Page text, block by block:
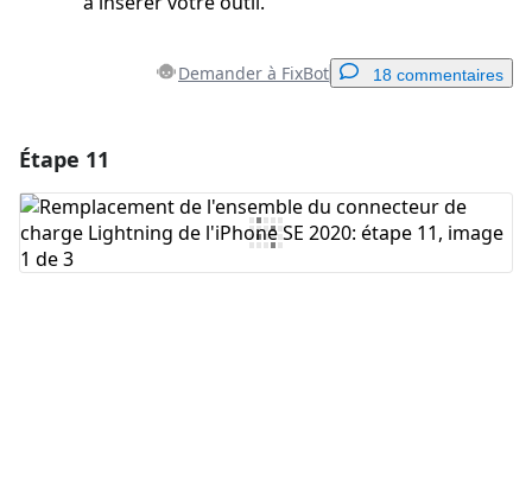
Demander à FixBot 18 commentaires
Ajouter un commentaire
Étape 11